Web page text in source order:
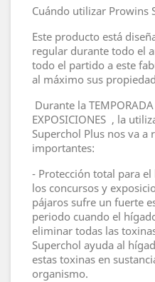
Cuándo utilizar Prowins
Este producto está
regular durante todo el
todo el partido a este
al máximo sus
Durante la TEMPORADA
EXPOSICIONES , la
Superchol Plus nos va a
importantes:
- Protección total para
los concursos y
pájaros sufre un fuerte
periodo cuando el
eliminar todas las
Superchol ayuda al
estas toxinas en
organismo.